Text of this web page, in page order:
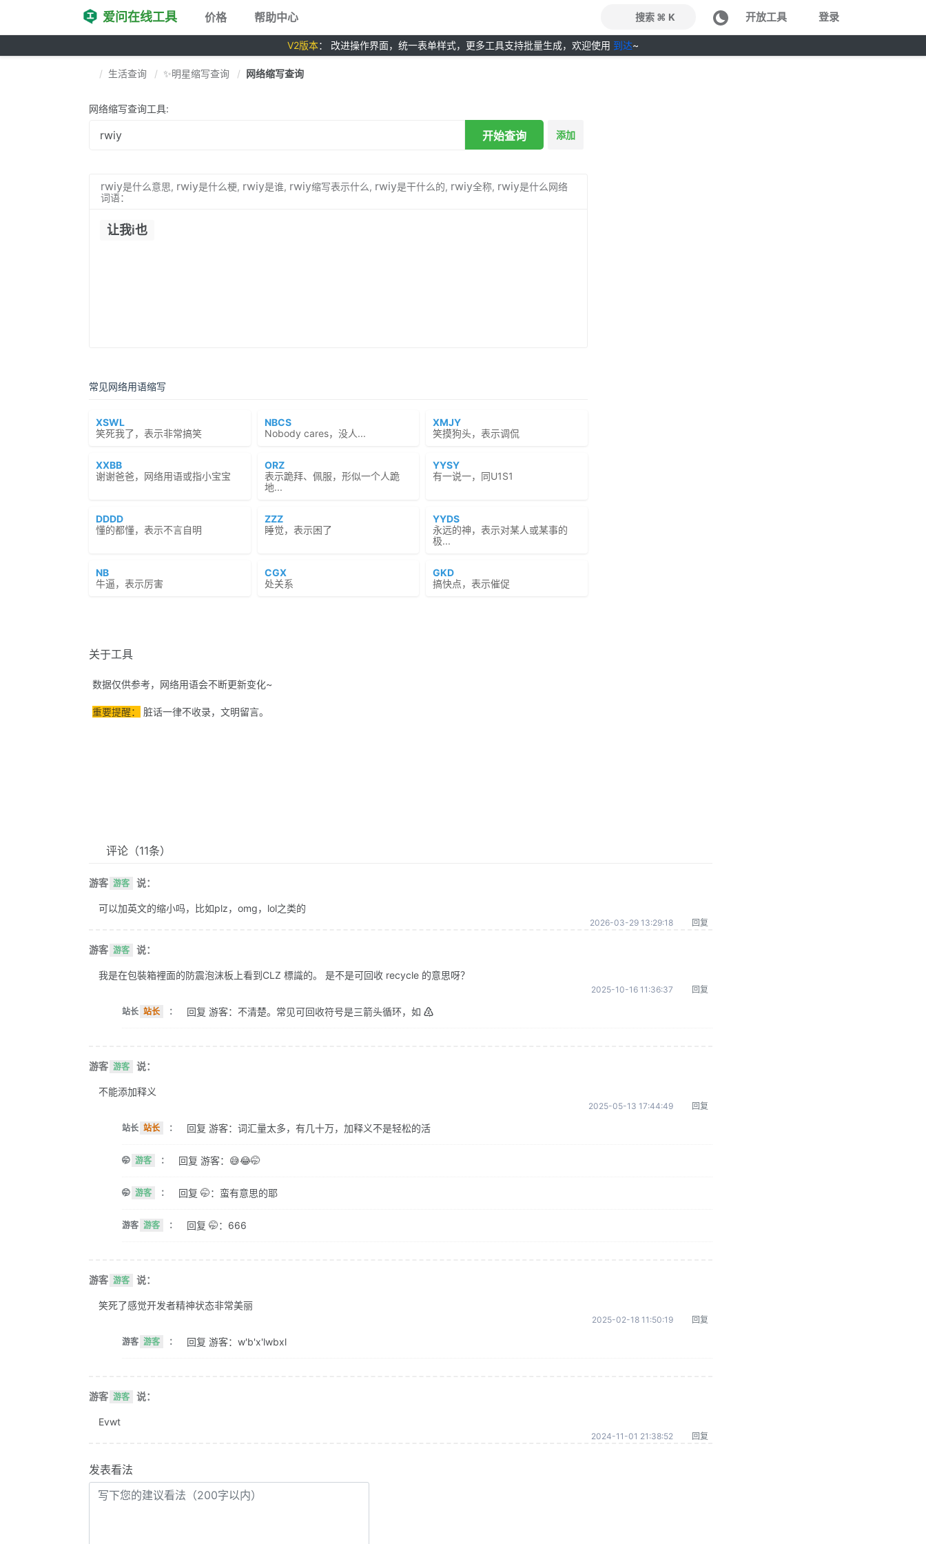
爱问在线工具 价格 帮助中心 搜索 ⌘ K 开放工具 登录
V2版本： 改进操作界面，统一表单样式，更多工具支持批量生成，欢迎使用 到达~
生活查询 ✨明星缩写查询 网络缩写查询
网络缩写查询工具:
开始查询 添加
rwiy是什么意思, rwiy是什么梗, rwiy是谁, rwiy缩写表示什么, rwiy是干什么的, rwiy全称, rwiy是什么网络
词语：
让我i也
常见网络用语缩写
XSWL
笑死我了，表示非常搞笑
NBCS
Nobody cares，没人...
XMJY
笑摸狗头，表示调侃
XXBB
谢谢爸爸，网络用语或指小宝宝
ORZ
表示跪拜、佩服，形似一个人跪
地...
YYSY
有一说一，同U1S1
DDDD
懂的都懂，表示不言自明
ZZZ
睡觉，表示困了
YYDS
永远的神，表示对某人或某事的
极...
NB
牛逼，表示厉害
CGX
处关系
GKD
搞快点，表示催促
关于工具
数据仅供参考，网络用语会不断更新变化~
重要提醒： 脏话一律不收录，文明留言。
评论 （11条）
游客 游客 说：
可以加英文的缩小吗，比如plz，omg，lol之类的
2026-03-29 13:29:18 回复
游客 游客 说：
我是在包裝箱裡面的防震泡沫板上看到CLZ 標識的。 是不是可回收 recycle 的意思呀？
2025-10-16 11:36:37 回复
站长 站长 ： 回复 游客：不清楚。常见可回收符号是三箭头循环，如 ♴
游客 游客 说：
不能添加释义
2025-05-13 17:44:49 回复
站长 站长 ： 回复 游客：词汇量太多，有几十万，加释义不是轻松的活
🤭 游客 ： 回复 游客：😅😂🤭
🤭 游客 ： 回复 🤭：蛮有意思的耶
游客 游客 ： 回复 🤭：666
游客 游客 说：
笑死了感觉开发者精神状态非常美丽
2025-02-18 11:50:19 回复
游客 游客 ： 回复 游客：w'b'x'lwbxl
游客 游客 说：
Evwt
2024-11-01 21:38:52 回复
发表看法